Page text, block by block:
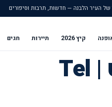
של העיר הלבנה — חדשות, תרבות וסיפורים
קיץ 2026 תיירות חגים
תלאביבינט | Tel